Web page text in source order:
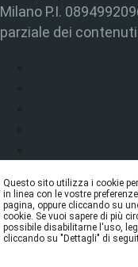
Milano P.I.
parziale dei
Questo sito utilizza i cookie
in linea con le vostre
pagina, oppure cliccando su
cookie. Se vuoi sapere di più
possibile disabilitarne l'uso,
cliccando su "Dettagli" di